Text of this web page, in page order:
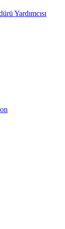
Yardımcısı